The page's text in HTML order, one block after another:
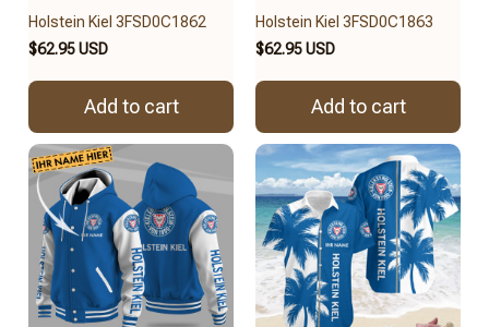
Holstein Kiel 3FSD0C1862
$62.95 USD
Add to cart
Holstein Kiel 3FSD0C1863
$62.95 USD
Add to cart